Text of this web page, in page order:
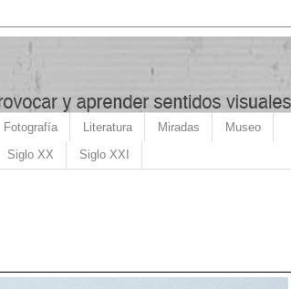
Fotografía Literatura Miradas Museo
Siglo XX Siglo XXI